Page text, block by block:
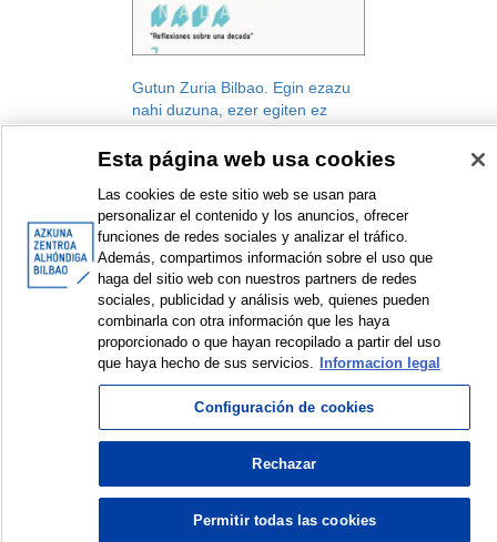
Gutun Zuria Bilbao. Egin ezazu
nahi duzuna, ezer egiten ez
duzun bitartean. Hamarkada bati
buruzko gogoetak
Nazioarteko Jaialdia
Jaialdia
2011
Erakusten diren elementuak: 1 a 1 de 1
© Azkuna Zentroa - Alhóndiga Bilbao
Esta página web usa cookies
Las cookies de este sitio web se usan para
personalizar el contenido y los anuncios, ofrecer
funciones de redes sociales y analizar el tráfico.
Además, compartimos información sobre el uso que
haga del sitio web con nuestros partners de redes
sociales, publicidad y análisis web, quienes pueden
combinarla con otra información que les haya
proporcionado o que hayan recopilado a partir del uso
que haya hecho de sus servicios.
Informacion legal
Configuración de cookies
Rechazar
Permitir todas las cookies